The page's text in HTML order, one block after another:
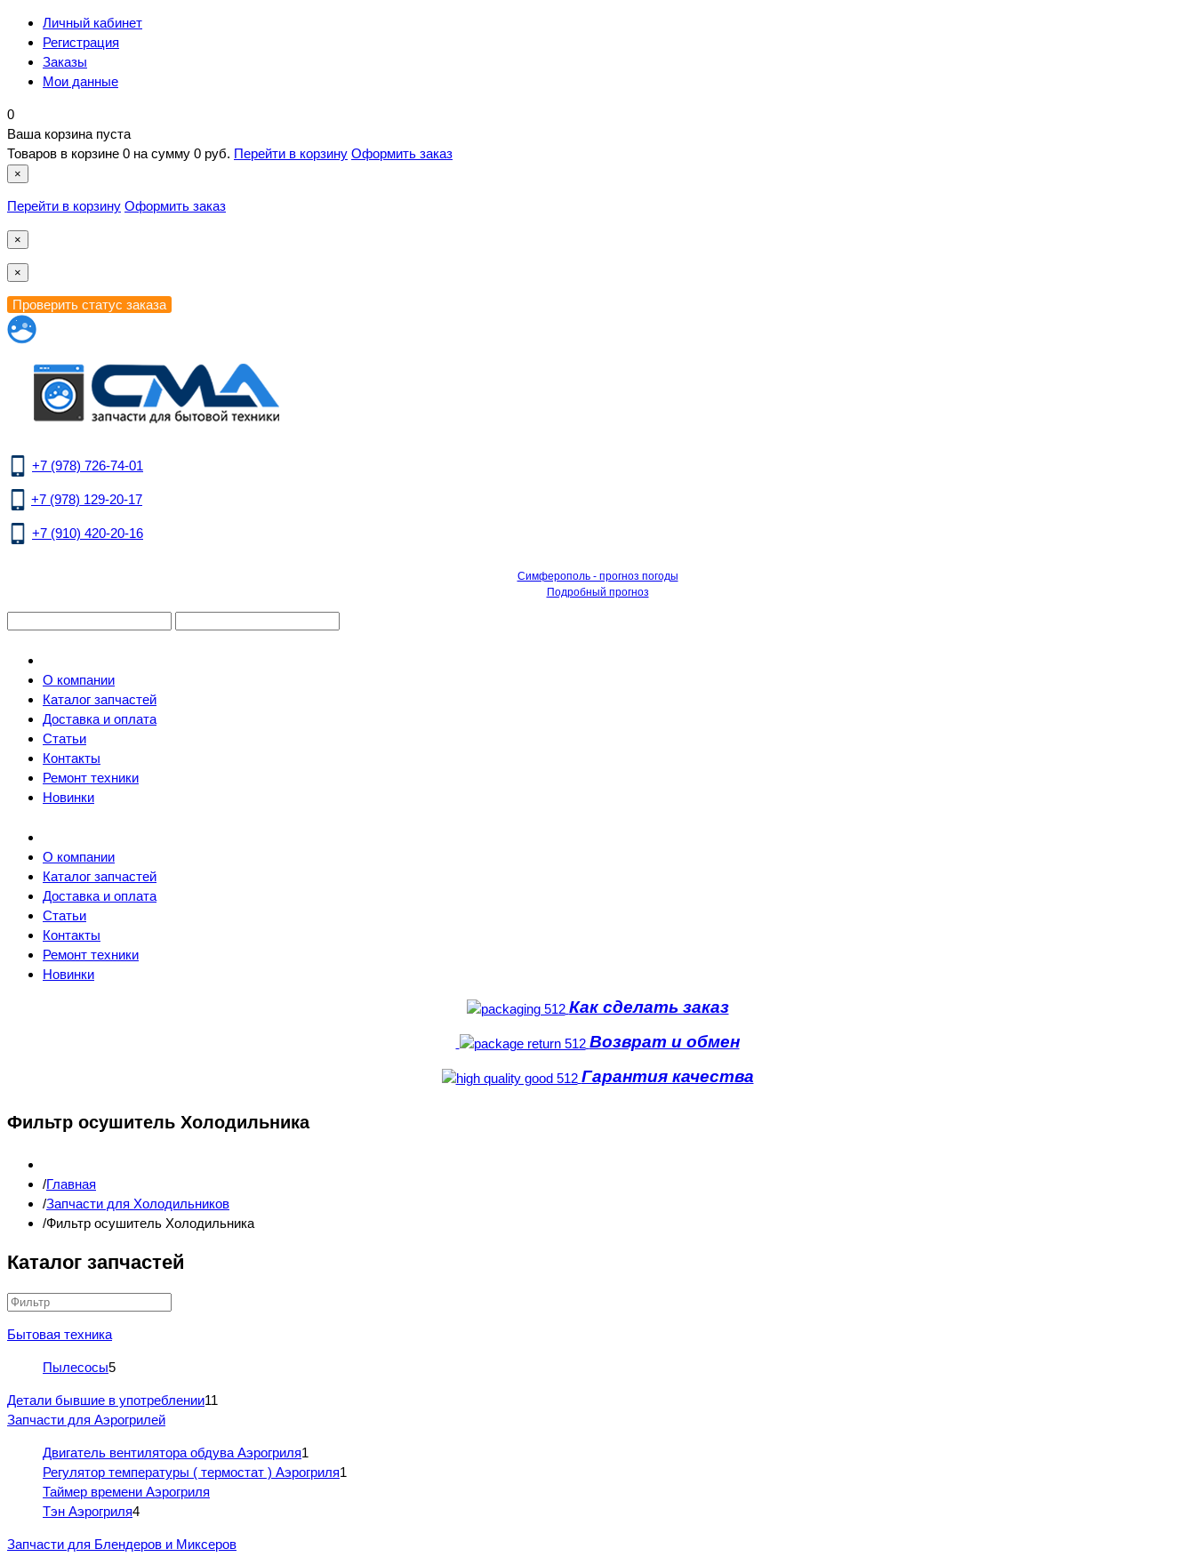
Личный кабинет
Регистрация
Заказы
Мои данные
0
Ваша корзина пуста
Товаров в корзине 0 на сумму 0 руб. Перейти в корзину Оформить заказ
×
Перейти в корзину Оформить заказ
×
×
+7 (978) 726-74-01
+7 (978) 129-20-17
+7 (910) 420-20-16
Симферополь - прогноз погоды
Подробный прогноз
О компании
Каталог запчастей
Доставка и оплата
Статьи
Контакты
Ремонт техники
Новинки
О компании
Каталог запчастей
Доставка и оплата
Статьи
Контакты
Ремонт техники
Новинки
Как сделать заказ
Возврат и обмен
Гарантия качества
Фильтр осушитель Холодильника
Главная
Запчасти для Холодильников
Фильтр осушитель Холодильника
Каталог запчастей
Бытовая техника
Пылесосы5
Детали бывшие в употреблении11
Запчасти для Аэрогрилей
Двигатель вентилятора обдува Аэрогриля1
Регулятор температуры ( термостат ) Аэрогриля1
Таймер времени Аэрогриля
Тэн Аэрогриля4
Запчасти для Блендеров и Миксеров